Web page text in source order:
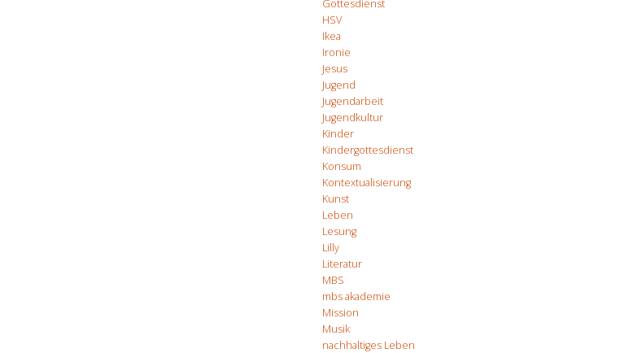
Gottesdienst
HSV
Ikea
Ironie
Jesus
Jugend
Jugendarbeit
Jugendkultur
Kinder
Kindergottesdienst
Konsum
Kontextualisierung
Kunst
Leben
Lesung
Lilly
Literatur
MBS
mbs akademie
Mission
Musik
nachhaltiges Leben